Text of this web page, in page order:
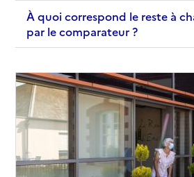
À quoi correspond le reste à
par le comparateur ?